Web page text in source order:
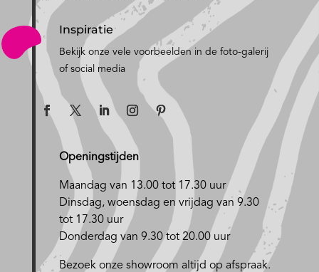
Inspiratie
Bekijk onze vele voorbeelden in de foto-galerij
of social media
Openingstijden
Maandag van 13.00 tot 17.30 uur
Dinsdag, woensdag en vrijdag van 9.30
tot 17.30 uur
Donderdag van 9.30 tot 20.00 uur
Bezoek onze showroom altijd op afspraak.